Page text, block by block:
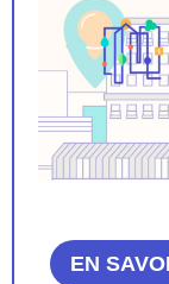
EN